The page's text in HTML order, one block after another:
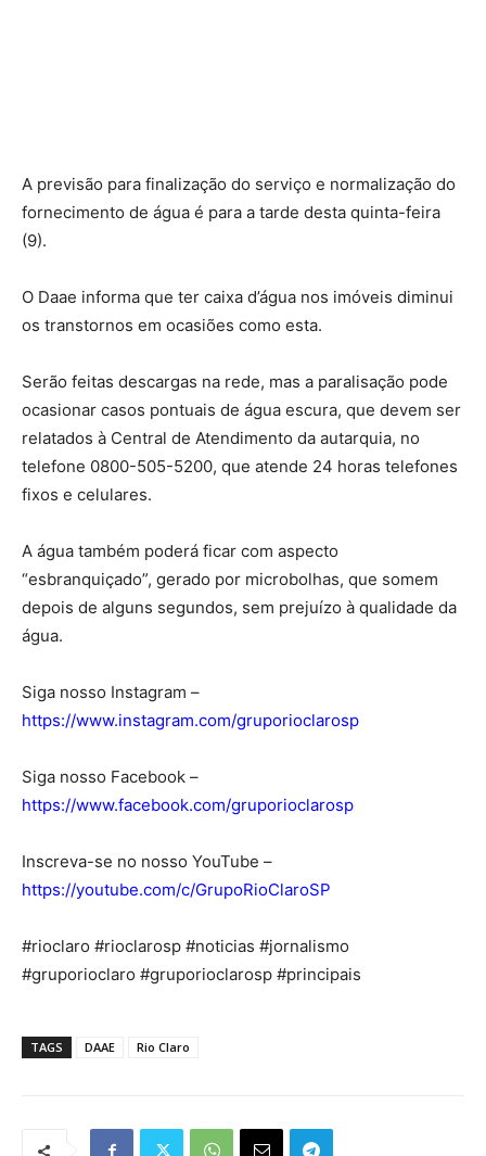
A previsão para finalização do serviço e normalização do
fornecimento de água é para a tarde desta quinta-feira
(9).
O Daae informa que ter caixa d’água nos imóveis diminui
os transtornos em ocasiões como esta.
Serão feitas descargas na rede, mas a paralisação pode
ocasionar casos pontuais de água escura, que devem ser
relatados à Central de Atendimento da autarquia, no
telefone 0800-505-5200, que atende 24 horas telefones
fixos e celulares.
A água também poderá ficar com aspecto
“esbranquiçado”, gerado por microbolhas, que somem
depois de alguns segundos, sem prejuízo à qualidade da
água.
Siga nosso Instagram –
https://www.instagram.com/gruporioclarosp
Siga nosso Facebook –
https://www.facebook.com/gruporioclarosp
Inscreva-se no nosso YouTube –
https://youtube.com/c/GrupoRioClaroSP
#rioclaro #rioclarosp #noticias #jornalismo
#gruporioclaro #gruporioclarosp #principais
TAGS DAAE Rio Claro